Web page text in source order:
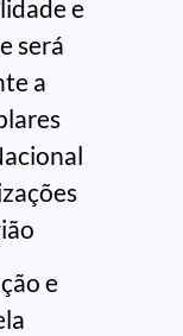
e
será
a
e